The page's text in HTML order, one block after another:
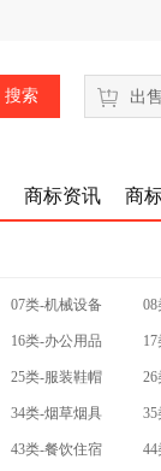
搜索 出
商标资讯 商
07类-机械设备
16类-办公用品
25类-服装鞋帽
34类-烟草烟具
43类-餐饮住宿